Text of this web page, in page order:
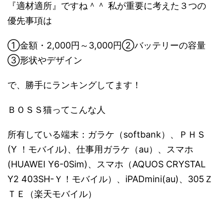
『適材適所』ですね＾＾ 私が重要に考えた３つの
優先事項は
①金額・2,000円～3,000円②バッテリーの容量
③形状やデザイン
で、勝手にランキングしてます！
ＢＯＳＳ猫ってこんな人
所有している端末：ガラケ（softbank）、ＰＨＳ
(Y ！モバイル)、仕事用ガラケ（au）、スマホ
(HUAWEI Y6-0Sim)、スマホ（AQUOS CRYSTAL
Y2 403SH-Ｙ！モバイル）、iPADmini(au)、305Ｚ
ＴＥ（楽天モバイル）